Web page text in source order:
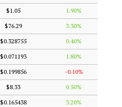
$1.05 1.90%
$76.29 3.30%
$0.328755 0.40%
$0.071193 1.80%
$0.199856 -0.10%
$8.33 0.50%
$0.165438 3.20%